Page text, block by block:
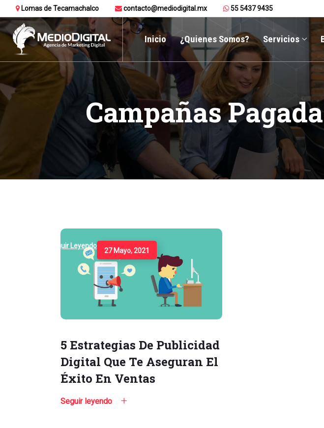
Lomas de Tecamachalco contacto@mediodigital.mx 55 5437 9435
Inicio ¿Quienes Somos? Servicios
Campañas
Seguir Leyendo
27 Mayo, 2021
5 Estrategias De Publicidad
Digital Que Te Aseguran El
Éxito En Ventas
Seguir leyendo